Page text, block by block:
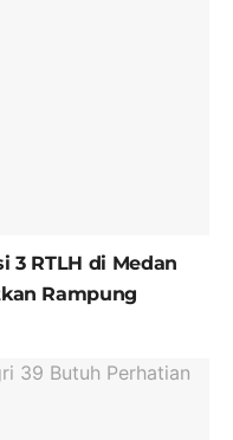
3 RTLH di Medan
Rampung